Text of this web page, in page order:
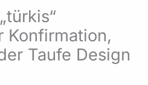
Konfirmation,
Taufe Design